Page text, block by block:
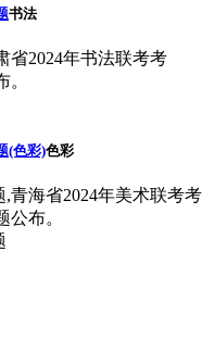
书法
省2024年书法联考考
(色彩)色彩
青海省2024年美术联考考
公布。